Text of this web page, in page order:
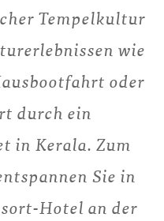
Tempelkultur
wie
oder
durch ein
in Kerala. Zum
Sie in
Hotel an der